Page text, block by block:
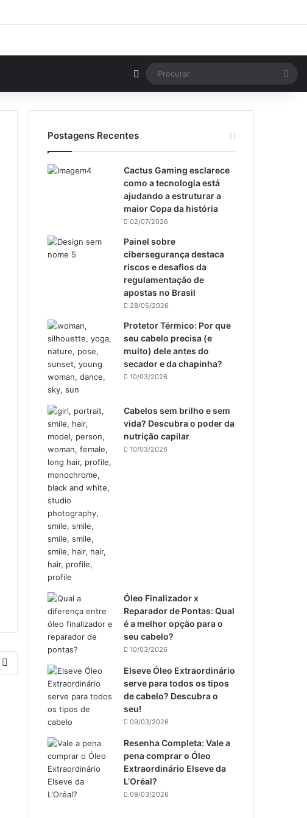
Switch skin
Postagens Recentes
Cactus Gaming esclarece
como a tecnologia está
ajudando a estruturar a
maior Copa da história
02/07/2026
Painel sobre
cibersegurança destaca
riscos e desafios da
regulamentação de
apostas no Brasil
28/05/2026
Protetor Térmico: Por que
seu cabelo precisa (e
muito) dele antes do
secador e da chapinha?
10/03/2026
Cabelos sem brilho e sem
vida? Descubra o poder da
nutrição capilar
10/03/2026
Óleo Finalizador x
Reparador de Pontas: Qual
é a melhor opção para o
seu cabelo?
10/03/2026
Elseve Óleo Extraordinário
serve para todos os tipos
de cabelo? Descubra o
seu!
09/03/2026
Resenha Completa: Vale a
pena comprar o Óleo
Extraordinário Elseve da
L’Oréal?
09/03/2026